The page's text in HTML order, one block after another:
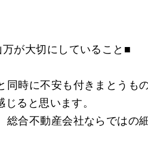
が大切にしていること■
時に不安も付きまとうもの
ると思います。
合不動産会社ならではの